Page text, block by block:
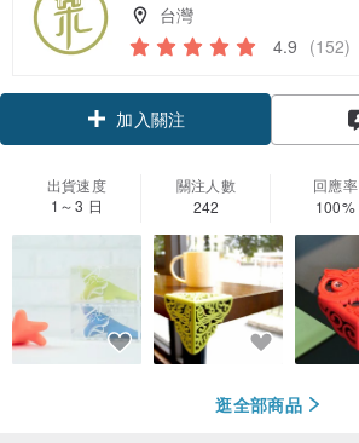
台灣
4.9 (152)
加入關注
出貨速度
1～3 日
關注人數
242
回應率
100%
逛全部商品